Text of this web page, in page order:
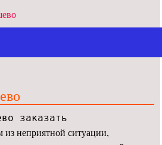
неприятной ситуации,